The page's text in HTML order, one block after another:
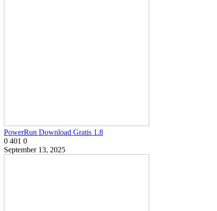
PowerRun Download Gratis 1.8
0 401 0
September 13, 2025